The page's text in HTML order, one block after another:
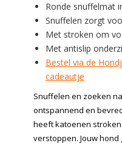
Ronde snuffelmat
Snuffelen zorgt
Met stroken om
Met antislip
Bestel via de
cadeautje
Snuffelen en zoeken
ontspannend en
heeft katoenen
verstoppen. Jouw